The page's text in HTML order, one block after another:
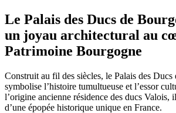
Le Palais des Ducs de
un joyau architectural au
Patrimoine Bourgogne
Construit au fil des siècles, le Palais des
symbolise l’histoire tumultueuse et l’essor
l’origine ancienne résidence des ducs Valois,
d’une épopée historique unique en France.